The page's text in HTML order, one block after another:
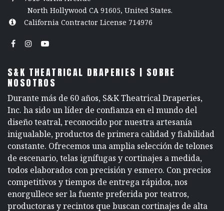
North Hollywood CA 91605, United States.
California Contractor License 714976
S&K THEATRICAL DRAPERIES | SOBRE
NOSOTROS
Durante más de 60 años, S&K Theatrical Draperies,
Inc. ha sido un líder de confianza en el mundo del
diseño teatral, reconocido por nuestra artesanía
inigualable, productos de primera calidad y fiabilidad
constante. Ofrecemos una amplia selección de telones
de escenario, telas ignífugas y cortinajes a medida,
todos elaborados con precisión y esmero. Con precios
competitivos y tiempos de entrega rápidos, nos
enorgullece ser la fuente preferida por teatros,
productoras y recintos que buscan cortinajes de alta